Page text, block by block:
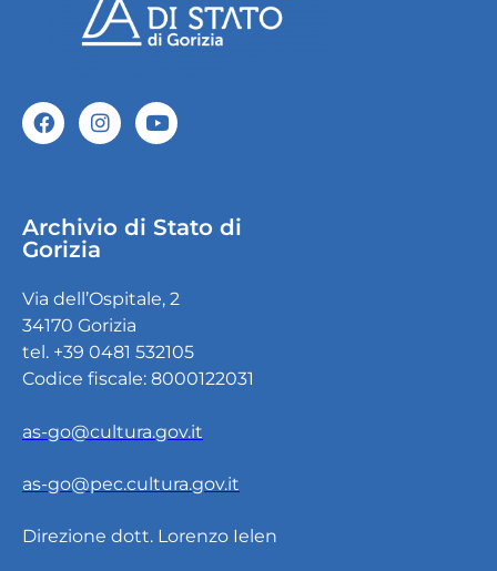
Archivio di Stato di
Gorizia
Via dell’Ospitale, 2
34170 Gorizia
tel. +39 0481 532105
Codice fiscale: 8000122031
as-go@cultura.gov.it
as-go@pec.cultura.gov.it
Direzione dott. Lorenzo Ielen